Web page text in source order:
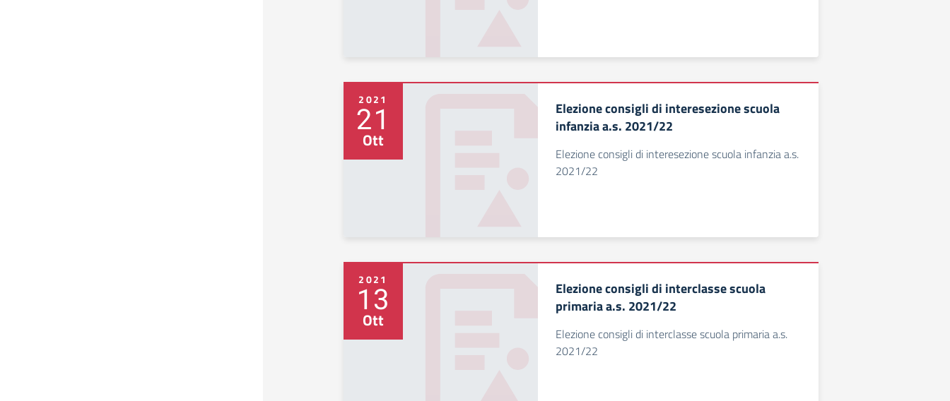
2021
21
Ott
Elezione consigli di interesezione scuola
infanzia a.s. 2021/22
Elezione consigli di interesezione scuola infanzia a.s.
2021/22
2021
13
Ott
Elezione consigli di interclasse scuola
primaria a.s. 2021/22
Elezione consigli di interclasse scuola primaria a.s.
2021/22